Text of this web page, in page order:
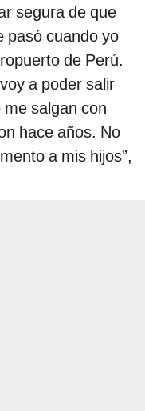
segura de que
pasó cuando yo
de Perú.
a poder salir
salgan con
hace años. No
a mis hijos”,